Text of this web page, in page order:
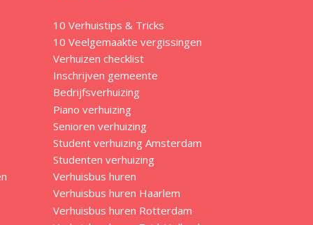
10 Verhuistips & Tricks
10 Veelgemaakte vergissingen
Verhuizen checklist
Inschrijven gemeente
Bedrijfsverhuizing
Piano verhuizing
Senioren verhuizing
Student verhuizing Amsterdam
Studenten verhuizing
Verhuisbus huren
Verhuisbus huren Haarlem
Verhuisbus huren Rotterdam